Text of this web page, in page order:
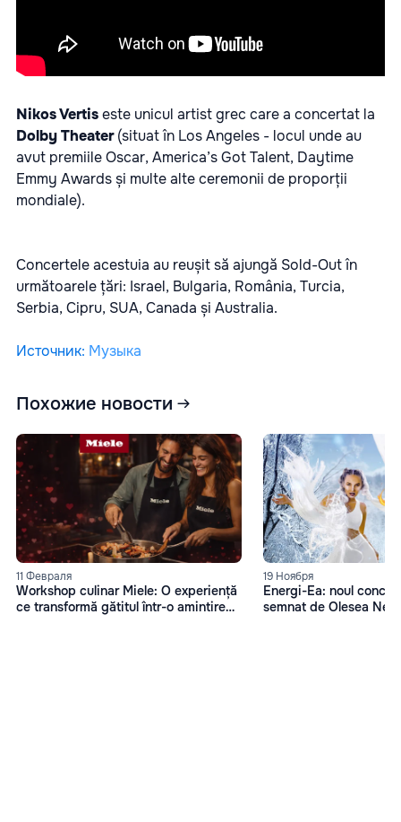
Nikos Vertiseste unicul artist grec care a concertat la
Dolby Theater(situat în Los Angeles - locul unde au
avut premiile Oscar, America’s Got Talent, Daytime
Emmy Awards și multe alte ceremonii de proporții
mondiale).
Concertele acestuia au reușit să ajungă Sold-Out în
următoarele țări: Israel, Bulgaria, România, Turcia,
Serbia, Cipru, SUA, Canada și Australia.
Источник: Музыка
Похожие новости
11 Февраля
Workshop culinar Miele: O experiență
ce transformă gătitul într-o amintire
19 Ноября
Energi-Ea: noul
semnat de Olesea